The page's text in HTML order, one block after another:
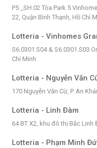
P5 _SH.02 Tòa Park 5
22, Quận Bình Thạnh, Hồ Chí
Lotteria - Vinhomes
S6.0301.S04 & S6.0301.S03
Chí Minh
Lotteria - Nguyễn Văn
170 Nguyễn Văn Cừ, P. An
Lotteria - Linh Đàm
64 BT X2, khu đô thị Bắc
Lotteria - Phạm Minh